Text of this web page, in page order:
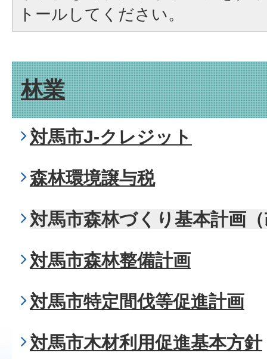
トールしてください。
林業
対馬市J-クレジット
森林環境譲与税
対馬市森林づくり基本計画
対馬市森林整備計画
対馬市特定間伐等促進計画
対馬市木材利用促進基本方針